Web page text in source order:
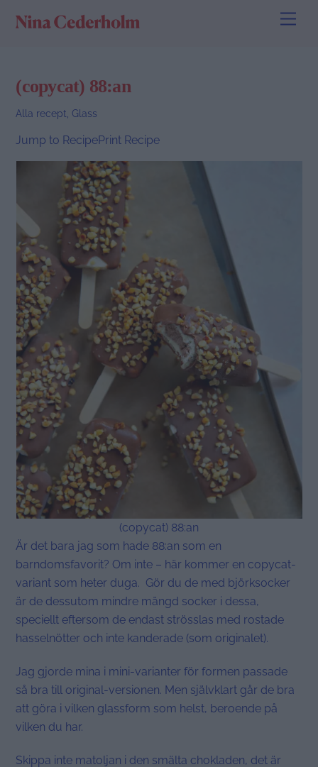
(copycat) 88:an
Alla recept Glass
Jump to RecipePrint Recipe
(copycat) 88:an
Är det bara jag som hade 88:an som en
barndomsfavorit? Om inte – här kommer en copycat-
variant som heter duga. Gör du de med björksocker
är de dessutom mindre mängd socker i dessa,
speciellt eftersom de endast strösslas med rostade
hasselnötter och inte kanderade (som originalet).
Jag gjorde mina i mini-varianter för formen passade
så bra till original-versionen. Men självklart går de bra
att göra i vilken glassform som helst, beroende på
vilken du har.
Skippa inte matoljan i den smälta chokladen, det är